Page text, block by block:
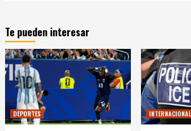
Te pueden interesar
DEPORTES